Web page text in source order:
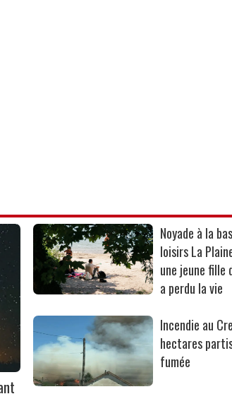
Noyade à la
loisirs La
une jeune fille
a perdu la vie
Incendie au
hectares
fumée